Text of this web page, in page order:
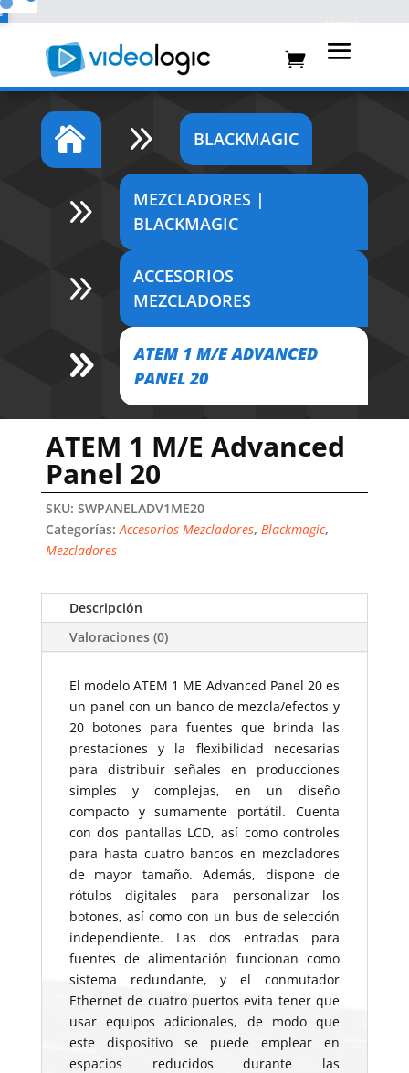
 9 BLACKMAGIC
9
MEZCLADORES |
BLACKMAGIC
9
ACCESORIOS
MEZCLADORES
9
ATEM 1 M/E ADVANCED
PANEL 20
ATEM 1 M/E Advanced
Panel 20
SKU: SWPANELADV1ME20
Categorías:Accesorios Mezcladores, Blackmagic,
Mezcladores
Descripción
Valoraciones (0)
El modelo ATEM 1 ME Advanced Panel 20 es
un panel con un banco de mezcla/efectos y
20 botones para fuentes que brinda las
prestaciones y la flexibilidad necesarias
para distribuir señales en producciones
simples y complejas, en un diseño
compacto y sumamente portátil. Cuenta
con dos pantallas LCD, así como controles
para hasta cuatro bancos en mezcladores
de mayor tamaño. Además, dispone de
rótulos digitales para personalizar los
botones, así como con un bus de selección
independiente. Las dos entradas para
fuentes de alimentación funcionan como
sistema redundante, y el conmutador
Ethernet de cuatro puertos evita tener que
usar equipos adicionales, de modo que
este dispositivo se puede emplear en
espacios reducidos durante las